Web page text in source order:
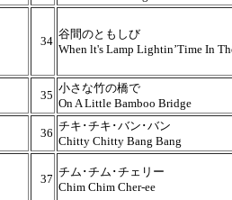
34
谷間のともしび
When lt's Lamp Lightin’Time In
35
小さな竹の橋で
On A Little Bamboo Bridge
36
チキ･チキ･バン･バン
Chitty Chitty Bang Bang
37
チム･チム･チェリー
Chim Chim Cher-ee